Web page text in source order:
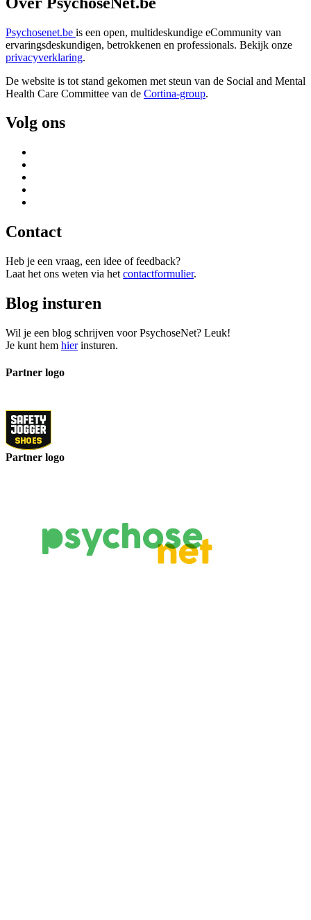
Psychosenet.be is een open, multideskundige eCommunity van
ervaringsdeskundigen, betrokkenen en professionals. Bekijk onze
privacyverklaring.
De website is tot stand gekomen met steun van de Social and Mental
Health Care Committee van de Cortina-group.
Volg ons
Contact
Heb je een vraag, een idee of feedback?
Laat het ons weten via het contactformulier.
Blog insturen
Wil je een blog schrijven voor PsychoseNet? Leuk!
Je kunt hem hierinsturen.
Partner logo
Partner logo